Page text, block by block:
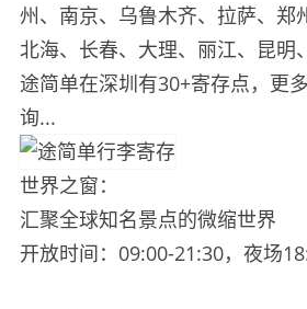
州、南京、乌鲁木齐、拉萨、郑
北海、长春、大理、丽江、昆明
途简单在深圳有30+寄存点，更
询...
世界之窗：
汇聚全球知名景点的微缩世界
开放时间：09:00-21:30，夜场